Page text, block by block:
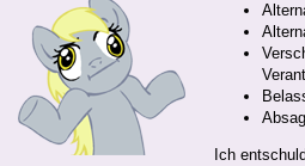
Ich